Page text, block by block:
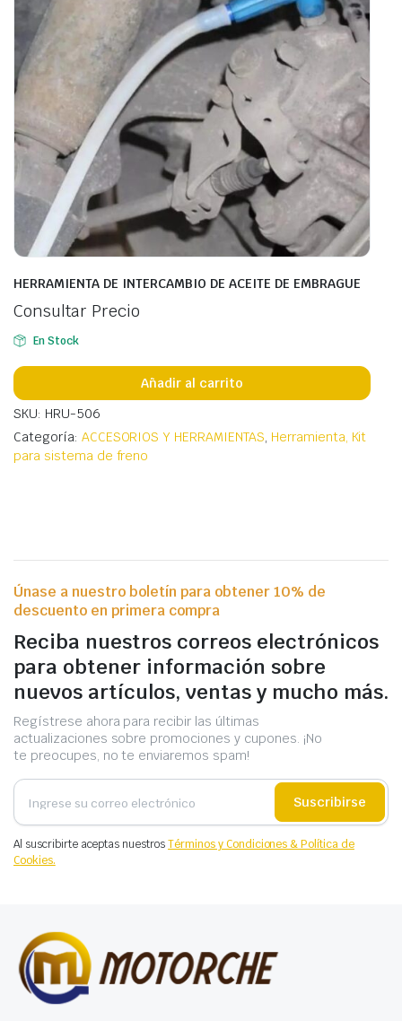
HERRAMIENTA DE INTERCAMBIO DE ACEITE DE EMBRAGUE
Consultar Precio
En Stock
Añadir al carrito
SKU: HRU-506
Categoría: ACCESORIOS Y HERRAMIENTAS, Herramienta, Kit
para sistema de freno
Únase a nuestro boletín para obtener 10% de
descuento en primera compra
Reciba nuestros correos electrónicos
para obtener información sobre
nuevos artículos, ventas y mucho más.
Regístrese ahora para recibir las últimas
actualizaciones sobre promociones y cupones. ¡No
te preocupes, no te enviaremos spam!
Suscribirse
Al suscribirte aceptas nuestrosTérminos y Condiciones & Política de
Cookies.